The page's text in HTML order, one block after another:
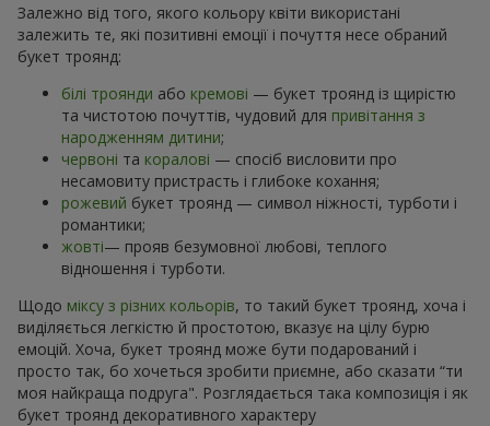
Залежно від того, якого кольору квіти використані
залежить те, які позитивні емоції і почуття несе обраний
букет троянд:
білі троянди або кремові — букет троянд із щирістю
та чистотою почуттів, чудовий для привітання з
народженням дитини;
червоні та коралові — спосіб висловити про
несамовиту пристрасть і глибоке кохання;
рожевий букет троянд — символ ніжності, турботи і
романтики;
жовті— прояв безумовної любові, теплого
відношення і турботи.
Щодо міксу з різних кольорів, то такий букет троянд, хоча і
виділяється легкістю й простотою, вказує на цілу бурю
емоцій. Хоча, букет троянд може бути подарований і
просто так, бо хочеться зробити приємне, або сказати “ти
моя найкраща подруга". Розглядається така композиція і як
букет троянд декоративного характеру